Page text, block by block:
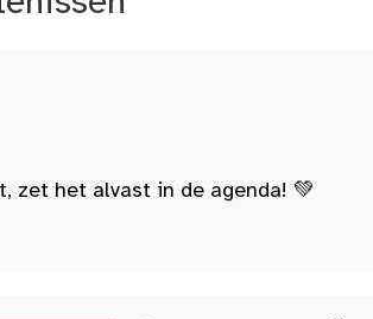
zet het alvast in de agenda! 💚